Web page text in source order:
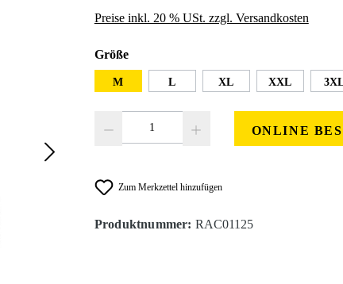
Preise inkl. 20 % USt. zzgl. Versandkosten
Größeauswählen
M L XL XXL
ONLINE
Zum Merkzettel hinzufügen
Produktnummer: RAC01125